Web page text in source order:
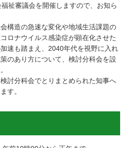
祉審議会を開催しますので、お知ら
構造の急速な変化や地域生活課題の
ロナウイルス感染症が顕在化させた
速も踏まえ、2040年代を視野に入れ
のあり方について、検討分科会を設
討分科会でとりまとめられた知事へ
す。